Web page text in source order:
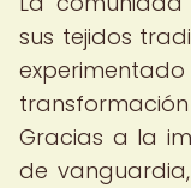
sus tejidos
Gracias a la
de